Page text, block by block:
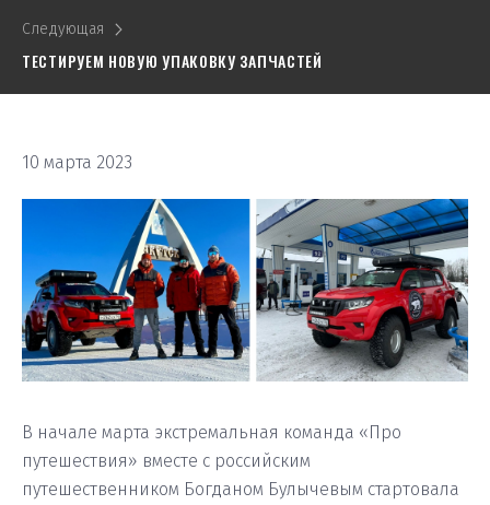
Следующая
ТЕСТИРУЕМ НОВУЮ УПАКОВКУ ЗАПЧАСТЕЙ
10 марта 2023
В начале марта экстремальная команда «Про
путешествия» вместе с российским
путешественником Богданом Булычевым стартовала